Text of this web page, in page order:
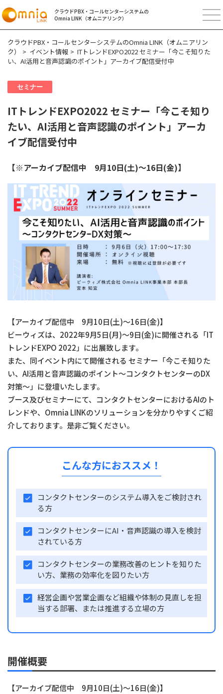
クラウドPBX・コールセンターシステムの
Omnia LINK（オムニアリンク）
クラウドPBX・コールセンターシステムのOmnia LINK（オムニアリン
ク）
イベント情報
ITトレンドEXPO2022 セミナー「今こそ知りた
い、AI活用と音声認識のポイント」アーカイブ配信受付中
セミナー
ITトレンドEXPO2022 セミナー「今こそ知り
たい、AI活用と音声認識のポイント」アーカ
イブ配信受付中
【※アーカイブ配信中 9月10日(土)～16日(金)】
【アーカイブ配信中 9月10日(土)～16日(金)】
ビーウィズは、2022年9月5日(月)～9日(金)に開催される「IT
トレンドEXPO 2022」に出展致します。
また、同イベント内にて開催される セミナー「今こそ知りた
い、AI活用と音声認識のポイント～コンタクトセンターのDX
対策～」に登壇いたします。
ブース及びセミナーにて、コンタクトセンターにおけるAIのト
レンドや、Omnia LINKのソリューションを分かりやすくご紹
介しております。是非ご覧ください。
こんな方におススメ！
コンタクトセンターのシステム導入をご検討され
る方
コンタクトセンターにAI・音声認識の導入を検討
されている方
コンタクトセンターの業務改善のヒントを知りた
い方、業務の効率化を図りたい方
経営企画や営業企画など組織や体制の見直しを担
当する部署、または推進する立場の方
開催概要
【アーカイブ配信中 9月10日(土)～16日(金)】